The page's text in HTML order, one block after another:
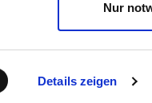
Details zeigen
Nur